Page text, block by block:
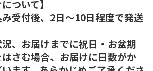
ついて】
受付後、2日～10日程度で発送
、お届けまでに祝日・お盆期
さむ場合、お届けに日数がか